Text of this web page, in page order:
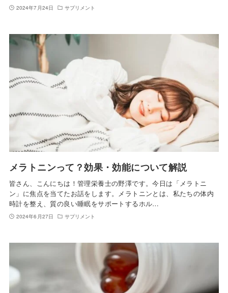
2024年7月24日 サプリメント
メラトニンって？効果・効能について解説
皆さん、こんにちは！管理栄養士の野澤です。今日は「メラトニ
ン」に焦点を当てたお話をします。メラトニンとは、私たちの体内
時計を整え、質の良い睡眠をサポートするホル…
2024年6月27日 サプリメント